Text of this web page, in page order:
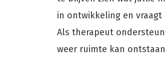
in ontwikkeling en
Als therapeut
weer ruimte kan